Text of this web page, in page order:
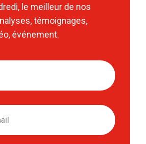
le meilleur de nos
témoignages,
événement.